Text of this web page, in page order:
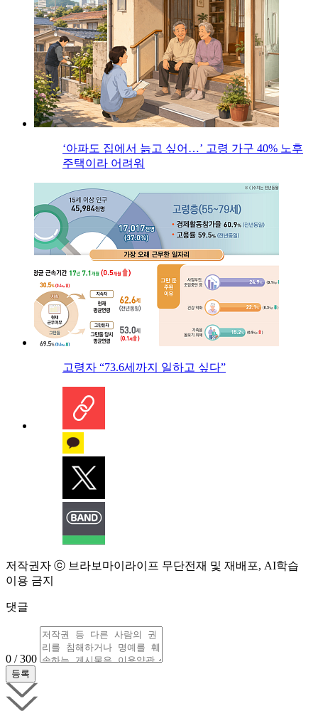
‘아파도 집에서 늙고 싶어…’ 고령 가구 40% 노후
주택이라 어려워
고령자 “73.6세까지 일하고 싶다”
저작권자 ⓒ 브라보마이라이프 무단전재 및 재배포, AI학습
이용 금지
댓글
0 / 300